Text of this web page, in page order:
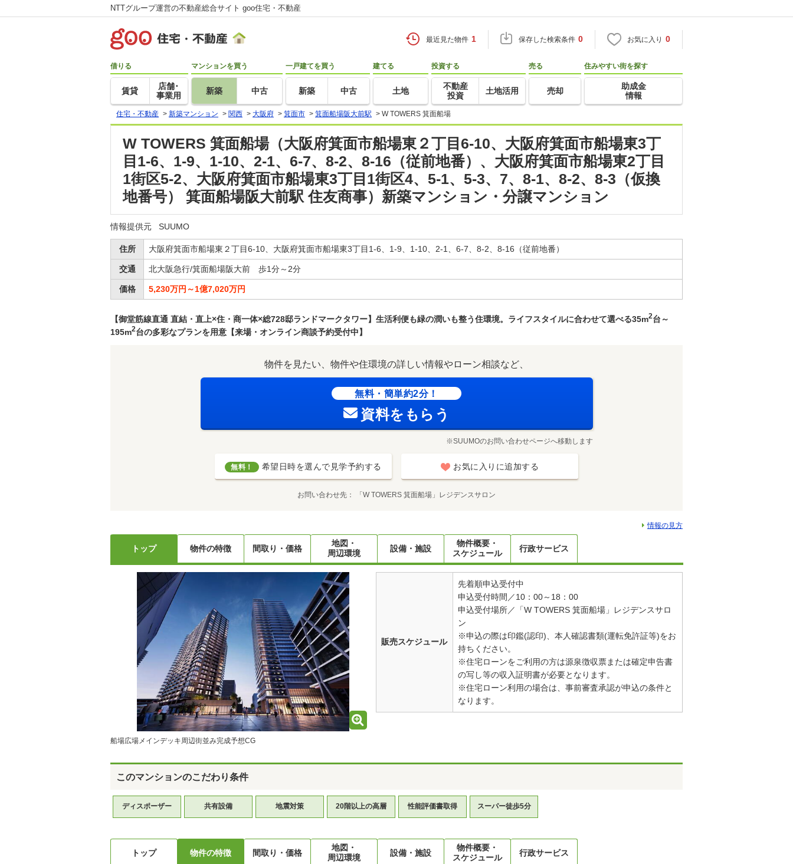
NTTグループ運営の不動産総合サイト goo住宅・不動産
最近見た物件 1 保存した検索条件 0 お気に入り 0
借りる
賃貸
店舗･
事業用
マンションを買う
新築 中古
一戸建てを買う
新築 中古
建てる
土地
投資する
不動産
投資
土地活用
売る
売却
住みやすい街を探す
助成金
情報
住宅・不動産 > 新築マンション > 関西 > 大阪府 > 箕面市 > 箕面船場阪大前駅 > W TOWERS 箕面船場
W TOWERS 箕面船場（大阪府箕面市船場東２丁目6-10、大阪府箕面市船場東3丁
目1-6、1-9、1-10、2-1、6-7、8-2、8-16（従前地番）、大阪府箕面市船場東2丁目
1街区5-2、大阪府箕面市船場東3丁目1街区4、5-1、5-3、7、8-1、8-2、8-3（仮換
地番号） 箕面船場阪大前駅 住友商事）新築マンション・分譲マンション
情報提供元 SUUMO
住所 大阪府箕面市船場東２丁目6-10、大阪府箕面市船場東3丁目1-6、1-9、1-10、2-1、6-7、8-2、8-16（従前地番）
交通 北大阪急行/箕面船場阪大前 歩1分～2分
価格 5,230万円～1億7,020万円
【御堂筋線直通 直結・直上×住・商一体×総728邸ランドマークタワー】生活利便も緑の潤いも整う住環境。ライフスタイルに合わせて選べる35m2台～
195m2台の多彩なプランを用意【来場・オンライン商談予約受付中】
物件を見たい、物件や住環境の詳しい情報やローン相談など、
無料・簡単約2分！
資料をもらう
※SUUMOのお問い合わせページへ移動します
無料！ 希望日時を選んで見学予約する お気に入りに追加する
お問い合わせ先 「W TOWERS 箕面船場」レジデンスサロン
情報の見方
トップ 物件の特徴 間取り・価格
地図・
周辺環境
設備・施設
物件概要・
スケジュール
行政サービス
船場広場メインデッキ周辺街並み完成予想CG
販売スケジュール
先着順申込受付中
申込受付時間／10：00～18：00
申込受付場所／「W TOWERS 箕面船場」レジデンスサロ
ン
※申込の際は印鑑(認印)、本人確認書類(運転免許証等)をお
持ちください。
※住宅ローンをご利用の方は源泉徴収票または確定申告書
の写し等の収入証明書が必要となります。
※住宅ローン利用の場合は、事前審査承認が申込の条件と
なります。
このマンションのこだわり条件
ディスポーザー 共有設備 地震対策 20階以上の高層 性能評価書取得 スーパー徒歩5分
トップ 物件の特徴 間取り・価格
地図・
周辺環境
設備・施設
物件概要・
スケジュール
行政サービス